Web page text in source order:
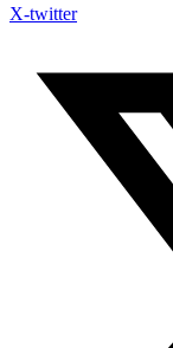
X-twitter